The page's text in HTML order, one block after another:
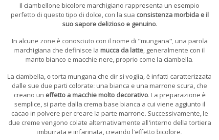
Il ciambellone bicolore marchigiano rappresenta un esempio
perfetto di questo tipo di dolce, con la sua consistenza morbida e il
suo sapore delizioso e genuino.
In alcune zone è conosciuto con il nome di "mungana", una parola
marchigiana che definisce la mucca da latte , generalmente con il
manto bianco e macchie nere, proprio come la ciambella.
La ciambella, o torta mungana che dir si voglia, è infatti caratterizzata
dalle sue due parti colorate: una bianca e una marrone scura, che
creano un effetto a macchie molto decorativo. La preparazione è
semplice, si parte dalla crema base bianca a cui viene aggiunto il
cacao in polvere per creare la parte marrone. Successivamente, le
due creme vengono colate alternativamente all'interno della tortiera
imburrata e infarinata, creando l'effetto bicolore.